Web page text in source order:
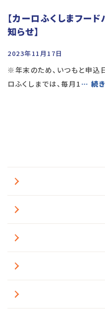
【カーロふくしまフー
知らせ】
2023年11月17日
※年末のため、いつもと申込
ロふくしまでは、毎月1 … 続